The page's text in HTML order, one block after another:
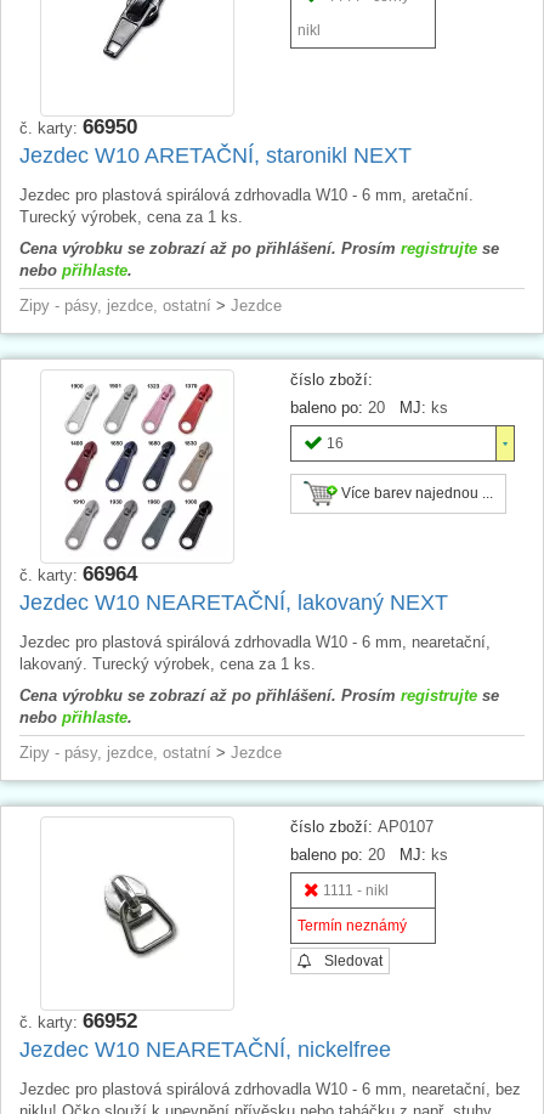
nikl
č. karty: 66950
Jezdec W10 ARETAČNÍ, staronikl NEXT
Jezdec pro plastová spirálová zdrhovadla W10 - 6 mm, aretační.
Turecký výrobek, cena za 1 ks.
Cena výrobku se zobrazí až po přihlášení. Prosím registrujte se
nebo přihlaste.
Zipy - pásy, jezdce, ostatní > Jezdce
číslo zboží:
baleno po: 20 MJ: ks
16
Více barev najednou ...
č. karty: 66964
Jezdec W10 NEARETAČNÍ, lakovaný NEXT
Jezdec pro plastová spirálová zdrhovadla W10 - 6 mm, nearetační,
lakovaný. Turecký výrobek, cena za 1 ks.
Cena výrobku se zobrazí až po přihlášení. Prosím registrujte se
nebo přihlaste.
Zipy - pásy, jezdce, ostatní > Jezdce
číslo zboží: AP0107
baleno po: 20 MJ: ks
1111 - nikl
Termín neznámý
Sledovat
č. karty: 66952
Jezdec W10 NEARETAČNÍ, nickelfree
Jezdec pro plastová spirálová zdrhovadla W10 - 6 mm, nearetační, bez
niklu! Očko slouží k upevnění přívěsku nebo taháčku z např. stuhy,